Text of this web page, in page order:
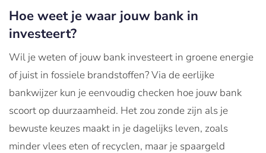
Hoe weet je waar jouw bank in
investeert?
Wil je weten of jouw bank investeert in groene energie
of juist in fossiele brandstoffen? Via de eerlijke
bankwijzer kun je eenvoudig checken hoe jouw bank
scoort op duurzaamheid. Het zou zonde zijn als je
bewuste keuzes maakt in je dagelijks leven, zoals
minder vlees eten of recyclen, maar je spaargeld